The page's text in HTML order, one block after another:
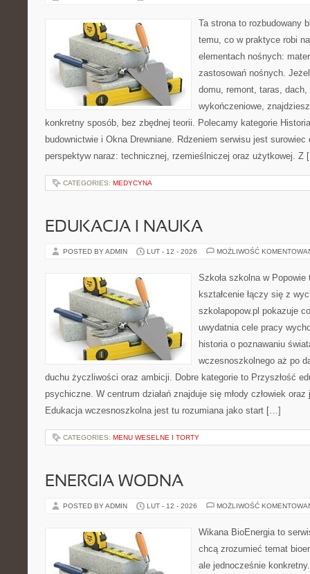
Ta strona to rozbudowany
temu, co w praktyce robi
elementach nośnych:
zastosowań nośnych.
domu, remont, taras,
wykończeniowe,
konkretny sposób, bez zbędnej teorii. Polecamy kategorie
budownictwie i Okna Drewniane. Rdzeniem serwisu jest
perspektyw naraz: technicznej, rzemieślniczej oraz użytkowej. Z
CATEGORIES: MEDYCYNA
EDUKACJA I NAUKA
POSTED BY ADMIN LUT - 12 - 2026 MOŻLIWOŚĆ
Szkoła szkolna w
kształcenie łączy się z
szkolapopow.pl pokazuje
uwydatnia cele pracy
historia o poznawaniu
wczesnoszkolnego aż po
duchu życzliwości oraz ambicji. Dobre kategorie to Przyszłość
psychiczne. W centrum działań znajduje się młody człowiek
Edukacja wczesnoszkolna jest tu rozumiana jako start […]
CATEGORIES: MENU WESELNE I TORTY
ENERGIA WODNA
POSTED BY ADMIN LUT - 12 - 2026 MOŻLIWOŚĆ
Wikana BioEnergia to
chcą zrozumieć temat
ale jednocześnie